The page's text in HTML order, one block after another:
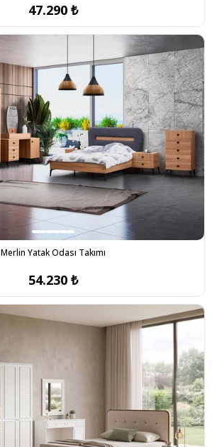
47.290 ₺
Merlin Yatak Odası Takımı
54.230 ₺